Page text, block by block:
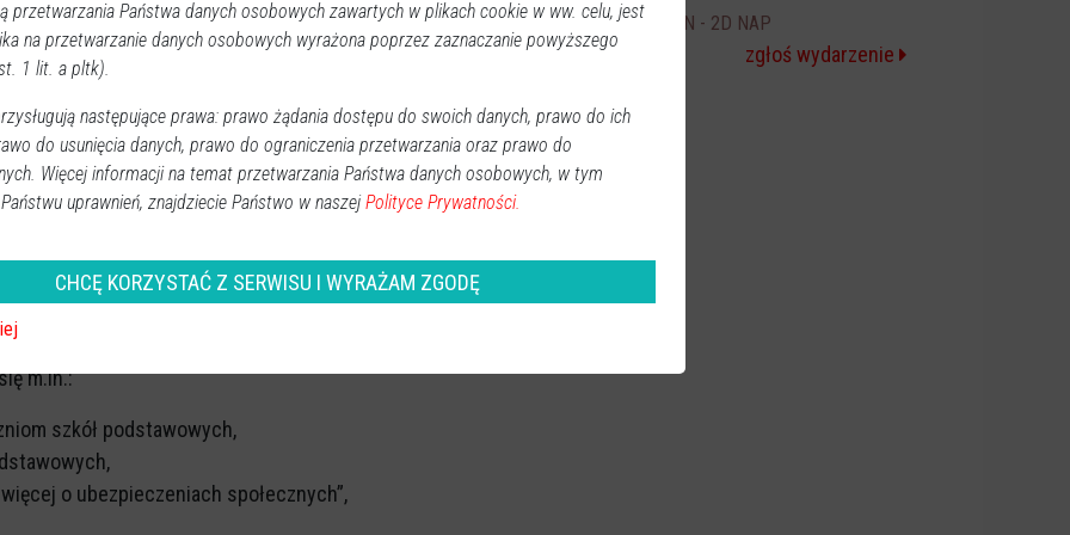
PUE. Udostępnia dane zapisane na kontach w ZUS,
drogą elektroniczną dokumentów
typu pism i wniosków. Tą drogą można również
ZUS w województwie mazowieckim.
Tworzenie dokumentów zgłoszeniowych i
ubezpieczonych, wymiana informacji i danych z
Ubezpieczeń Społecznych,
m.in.:
szkół podstawowych,
o ubezpieczeniach społecznych”,
ICE CREAM MAN - 2D NAP
zgłoś wydarzenie
przetwarzania Państwa danych osobowych zawartych w plikach cookie w ww. celu, jest
na przetwarzanie danych osobowych wyrażona poprzez zaznaczanie powyższego
1 lit. a pltk).
następujące prawa: prawo żądania dostępu do swoich danych, prawo do ich
do usunięcia danych, prawo do ograniczenia przetwarzania oraz prawo do
Więcej informacji na temat przetwarzania Państwa danych osobowych, w tym
uprawnień, znajdziecie Państwo w naszej Polityce Prywatności.
CHCĘ KORZYSTAĆ Z SERWISU I WYRAŻAM ZGODĘ